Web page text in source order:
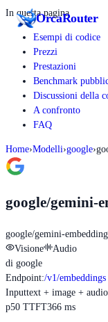
OrcaRouter
In questa pagina
Esempi di codice
Prezzi
Prestazioni
Benchmark
Discussioni della
A confronto
FAQ
Home›Modelli›google›
google/gemini-
google/gemini-
Visione
Audio
di google
Endpoint:/v1/embeddings
Inputtext + image +
p50 TTFT366 ms